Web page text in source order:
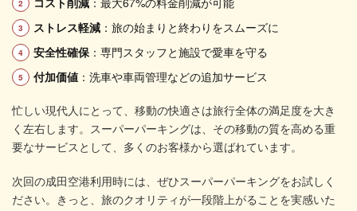
ストレス軽減 ：旅の始まりと終わりをスムーズに
安全性確保：専門スタッフと施設で愛車を守る
付加価値 ：洗車や車両管理などの追加サービス
忙しい現代人にとって、移動の快適さは旅行全体の満足度を大き
く左右します。スーパーパーキングは、その移動の質を高める重
要なサービスとして、多くのお客様から選ばれています。
次回の成田空港利用時には、ぜひスーパーパーキングをお試しく
ださい。きっと、旅のクオリティが一段階上がることを実感いた